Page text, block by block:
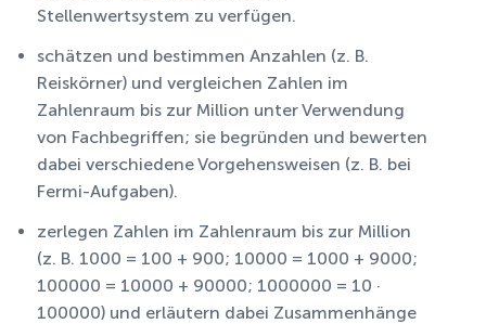
Stellenwertsystem zu verfügen.
schätzen und bestimmen Anzahlen (z. B.
Reiskörner) und vergleichen Zahlen im
Zahlenraum bis zur Million unter Verwendung
von Fachbegriffen; sie begründen und bewerten
dabei verschiedene Vorgehensweisen (z. B. bei
Fermi-Aufgaben).
zerlegen Zahlen im Zahlenraum bis zur Million
(z. B. 1000 = 100 + 900; 10000 = 1000 + 9000;
100000 = 10000 + 90000; 1000000 = 10 ·
100000) und erläutern dabei Zusammenhänge